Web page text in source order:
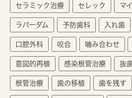
セラミック治療 セレック マ
ラバーダム 予防歯科 入れ歯
口腔外科 咬合 噛み合わせ
意図的再植 感染根管治療 抜
根管治療 歯の移植 歯を残す